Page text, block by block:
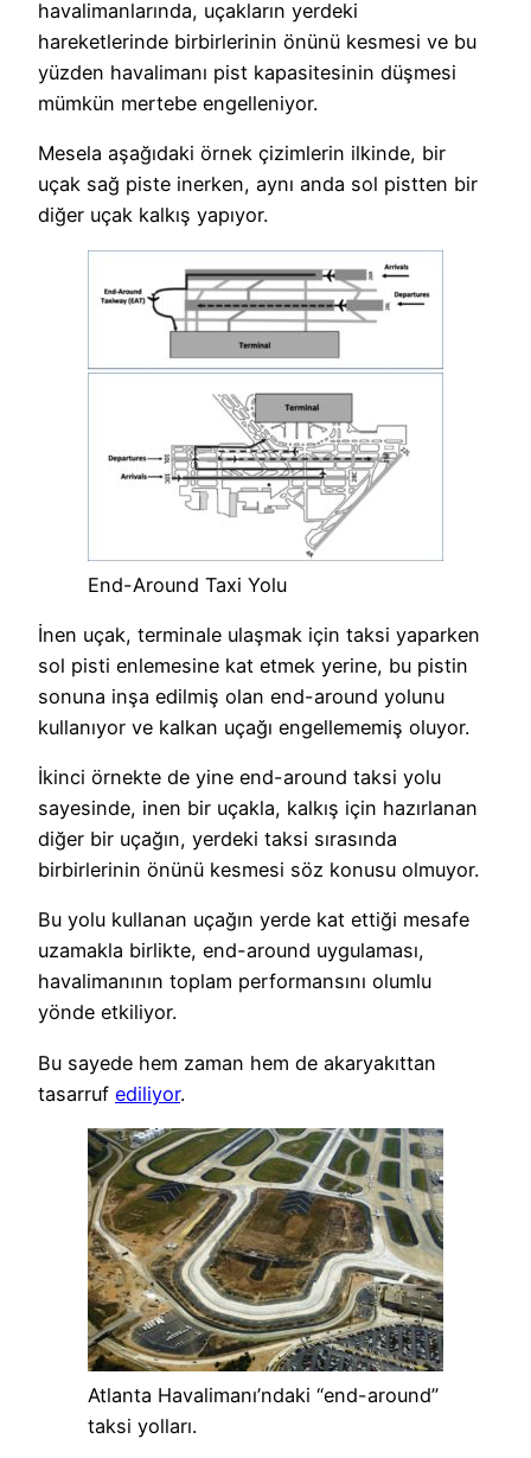
havalimanlarında, uçakların yerdeki
hareketlerinde birbirlerinin önünü kesmesi ve bu
yüzden havalimanı pist kapasitesinin düşmesi
mümkün mertebe engelleniyor.
Mesela aşağıdaki örnek çizimlerin ilkinde, bir
uçak sağ piste inerken, aynı anda sol pistten bir
diğer uçak kalkış yapıyor.
End-Around Taxi Yolu
İnen uçak, terminale ulaşmak için taksi yaparken
sol pisti enlemesine kat etmek yerine, bu pistin
sonuna inşa edilmiş olan end-around yolunu
kullanıyor ve kalkan uçağı engellememiş oluyor.
İkinci örnekte de yine end-around taksi yolu
sayesinde, inen bir uçakla, kalkış için hazırlanan
diğer bir uçağın, yerdeki taksi sırasında
birbirlerinin önünü kesmesi söz konusu olmuyor.
Bu yolu kullanan uçağın yerde kat ettiği mesafe
uzamakla birlikte, end-around uygulaması,
havalimanının toplam performansını olumlu
yönde etkiliyor.
Bu sayede hem zaman hem de akaryakıttan
tasarruf ediliyor.
Atlanta Havalimanı’ndaki “end-around”
taksi yolları.